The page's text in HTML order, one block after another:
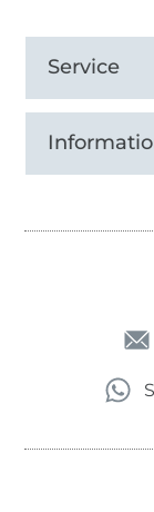
Service